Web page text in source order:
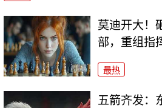
莫迪开大！
部，重组指
最热
五箭齐发：